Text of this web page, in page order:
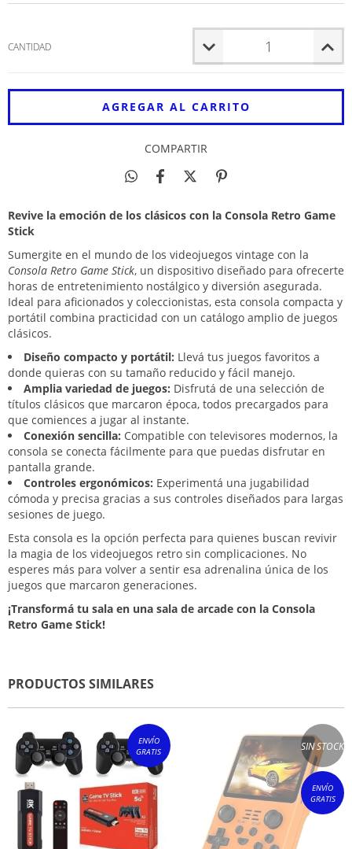
CANTIDAD
COMPARTIR
Revive la emoción de los clásicos con la Consola Retro Game
Stick
Sumergite en el mundo de los videojuegos vintage con la
Consola Retro Game Stick, un dispositivo diseñado para ofrecerte
horas de entretenimiento nostálgico y diversión asegurada.
Ideal para aficionados y coleccionistas, esta consola compacta y
portátil combina practicidad con un catálogo amplio de juegos
clásicos.
Diseño compacto y portátil: Llevá tus juegos favoritos a
donde quieras con su tamaño reducido y fácil manejo.
Amplia variedad de juegos: Disfrutá de una selección de
títulos clásicos que marcaron época, todos precargados para
que comiences a jugar al instante.
Conexión sencilla: Compatible con televisores modernos, la
consola se conecta fácilmente para que puedas disfrutar en
pantalla grande.
Controles ergonómicos: Experimentá una jugabilidad
cómoda y precisa gracias a sus controles diseñados para largas
sesiones de juego.
Esta consola es la opción perfecta para quienes buscan revivir
la magia de los videojuegos retro sin complicaciones. No
esperes más para volver a sentir esa adrenalina única de los
juegos que marcaron generaciones.
¡Transformá tu sala en una sala de arcade con la Consola
Retro Game Stick!
PRODUCTOS SIMILARES
ENVÍO
GRATIS
SIN STOCK
ENVÍO
GRATIS